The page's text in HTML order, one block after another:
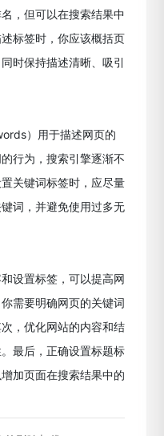
，但可以在搜索结果中
标签时，你应该概括页
时保持描述清晰、吸引
）用于描述网页的
行为，搜索引擎逐渐不
关键词标签时，应尽量
词，并避免使用过多无
设置标签，可以提高网
需要明确网页的关键词
，优化网站的内容和结
最后，正确设置标题标
加页面在搜索结果中的